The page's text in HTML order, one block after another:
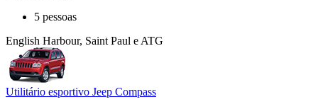
5 pessoas
English Harbour, Saint Paul e ATG
Utilitário esportivo Jeep Compass